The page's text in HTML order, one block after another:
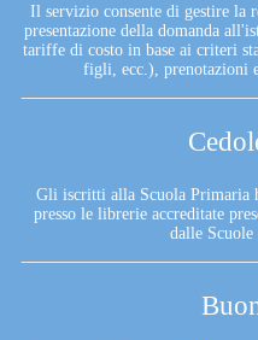
Il servizio consente di gestire la
presentazione della domanda
tariffe di costo in base ai criteri
figli, ecc.), prenotazioni
Gli iscritti alla Scuola
presso le librerie accreditate
dalle Scuole